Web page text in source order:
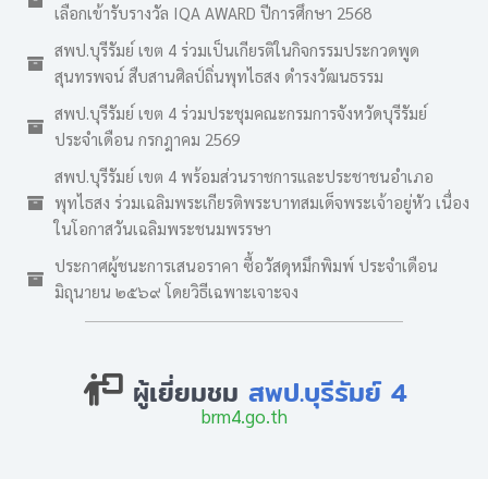
เลือกเข้ารับรางวัล IQA AWARD ปีการศึกษา 2568
สพป.บุรีรัมย์ เขต 4 ร่วมเป็นเกียรติในกิจกรรมประกวดพูด
สุนทรพจน์ สืบสานศิลป์ถิ่นพุทไธสง ดำรงวัฒนธรรม
สพป.บุรีรัมย์ เขต 4 ร่วมประชุมคณะกรมการจังหวัดบุรีรัมย์
ประจำเดือน กรกฎาคม 2569
สพป.บุรีรัมย์ เขต 4 พร้อมส่วนราชการและประชาชนอำเภอ
พุทไธสง ร่วมเฉลิมพระเกียรติพระบาทสมเด็จพระเจ้าอยู่หัว เนื่อง
ในโอกาสวันเฉลิมพระชนมพรรษา
ประกาศผู้ชนะการเสนอราคา ซื้อวัสดุหมึกพิมพ์ ประจำเดือน
มิถุนายน ๒๕๖๙ โดยวิธีเฉพาะเจาะจง
ผู้เยี่ยมชม สพป.บุรีรัมย์ 4
brm4.go.th